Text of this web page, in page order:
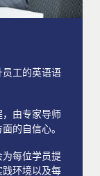
工的英语语
由专家导师
的自信心。
每位学员提
环境以及每